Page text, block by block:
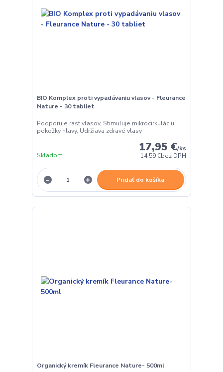
BIO Komplex proti vypadávaniu vlasov - Fleurance
Nature - 30 tabliet
Podporuje rast vlasov, Stimuluje mikrocirkuláciu
pokožky hlavy, Udržiava zdravé vlasy
17,95 €/ks
14,59 €bez DPH
Skladom
Pridať do košíka
Organický kremík Fleurance Nature- 500ml